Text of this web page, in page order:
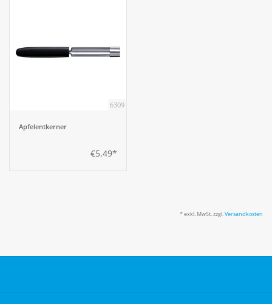
6309
Apfelentkerner
€5,49*
* exkl. MwSt. zzgl.Versandkosten